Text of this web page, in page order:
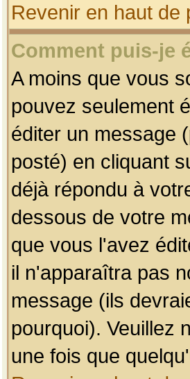
Revenir en haut de
Comment puis-je
A moins que vous
pouvez seulement
éditer un message
posté) en cliquant
déjà répondu à
dessous de votre
que vous l'avez
il n'apparaîtra pas
message (ils
pourquoi). Veuillez
une fois que